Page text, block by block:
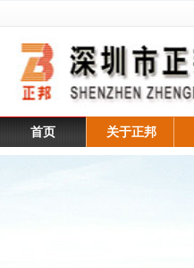
首页 关于正邦